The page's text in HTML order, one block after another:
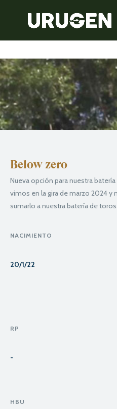
Below zero
Nueva opción para nuestra
vimos en la gira de marzo 2024 y
sumarlo a nuestra batería de toros.
NACIMIENTO
20/1/22
RP
-
HBU